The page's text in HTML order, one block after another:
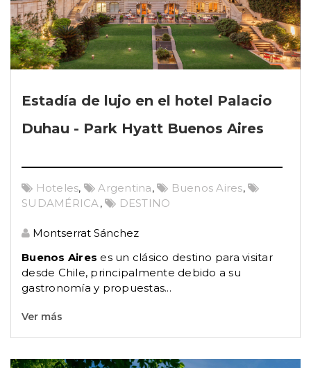
Estadía de lujo en el hotel Palacio
Duhau - Park Hyatt Buenos Aires
Hoteles, Argentina, Buenos Aires,
SUDAMÉRICA, DESTINO
Montserrat Sánchez
Buenos Aires es un clásico destino para visitar
desde Chile, principalmente debido a su
gastronomía y propuestas...
Ver más